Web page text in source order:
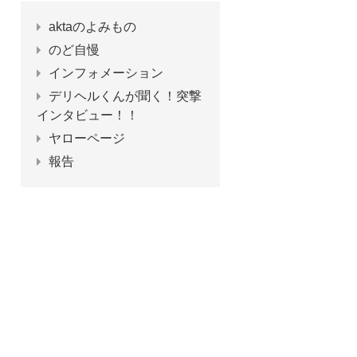
aktaのよみもの
のど自慢
インフォメーション
デリヘルくんが聞く！突撃
インタビュー！！
ヤローページ
報告